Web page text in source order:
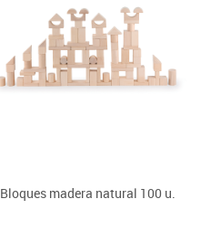
Bloques madera natural 100 u.